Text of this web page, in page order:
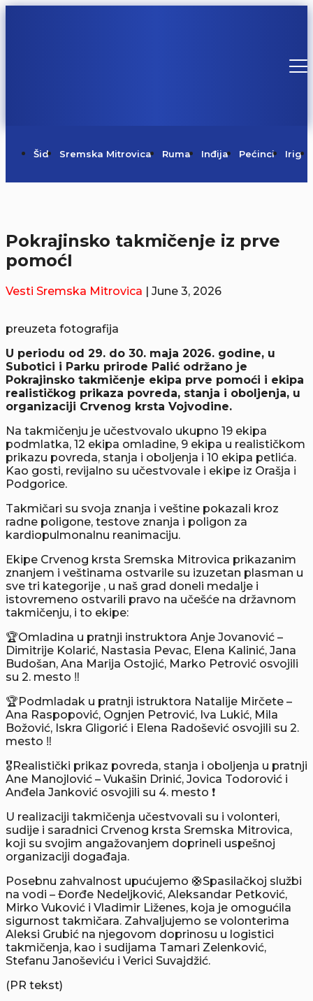
Šid Sremska Mitrovica Ruma Inđija Pećinci Irig
Pokrajinsko takmičenje iz prve
pomoćI
Vesti Sremska Mitrovica | June 3, 2026
preuzeta fotografija
U periodu od 29. do 30. maja 2026. godine, u
Subotici i Parku prirode Palić održano je
Pokrajinsko takmičenje ekipa prve pomoći i ekipa
realističkog prikaza povreda, stanja i oboljenja, u
organizaciji Crvenog krsta Vojvodine.
Na takmičenju je učestvovalo ukupno 19 ekipa
podmlatka, 12 ekipa omladine, 9 ekipa u realističkom
prikazu povreda, stanja i oboljenja i 10 ekipa petlića.
Kao gosti, revijalno su učestvovale i ekipe iz Orašja i
Podgorice.
Takmičari su svoja znanja i veštine pokazali kroz
radne poligone, testove znanja i poligon za
kardiopulmonalnu reanimaciju.
Ekipe Crvenog krsta Sremska Mitrovica prikazanim
znanjem i veštinama ostvarile su izuzetan plasman u
sve tri kategorije , u naš grad doneli medalje i
istovremeno ostvarili pravo na učešće na državnom
takmičenju, i to ekipe:
🏆Omladina u pratnji instruktora Anje Jovanović –
Dimitrije Kolarić, Nastasia Pevac, Elena Kalinić, Jana
Budošan, Ana Marija Ostojić, Marko Petrović osvojili
su 2. mesto ‼️
🏆Podmladak u pratnji istruktora Natalije Mirčete –
Ana Raspopović, Ognjen Petrović, Iva Lukić, Mila
Božović, Iskra Gligorić i Elena Radošević osvojili su 2.
mesto ‼️
🎖️Realistički prikaz povreda, stanja i oboljenja u pratnji
Ane Manojlović – Vukašin Drinić, Jovica Todorović i
Anđela Janković osvojili su 4. mesto ❗️
U realizaciji takmičenja učestvovali su i volonteri,
sudije i saradnici Crvenog krsta Sremska Mitrovica,
koji su svojim angažovanjem doprineli uspešnoj
organizaciji događaja.
Posebnu zahvalnost upućujemo 🛟Spasilačkoj službi
na vodi – Đorđe Nedeljković, Aleksandar Petković,
Mirko Vuković i Vladimir Liženes, koja je omogućila
sigurnost takmičara. Zahvaljujemo se volonterima
Aleksi Grubić na njegovom doprinosu u logistici
takmičenja, kao i sudijama Tamari Zelenković,
Stefanu Janoševiću i Verici Suvajdžić.
(PR tekst)